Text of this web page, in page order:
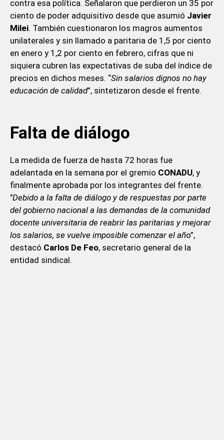
contra esa política. Señalaron que perdieron un 35 por
ciento de poder adquisitivo desde que asumió Javier
Milei. También cuestionaron los magros aumentos
unilaterales y sin llamado a paritaria de 1,5 por ciento
en enero y 1,2 por ciento en febrero, cifras que ni
siquiera cubren las expectativas de suba del índice de
precios en dichos meses. “Sin salarios dignos no hay
educación de calidad”, sintetizaron desde el frente.
Falta de diálogo
La medida de fuerza de hasta 72 horas fue
adelantada en la semana por el gremio CONADU, y
finalmente aprobada por los integrantes del frente.
"Debido a la falta de diálogo y de respuestas por parte
del gobierno nacional a las demandas de la comunidad
docente universitaria de reabrir las paritarias y mejorar
los salarios, se vuelve imposible comenzar el año”,
destacó Carlos De Feo, secretario general de la
entidad sindical.